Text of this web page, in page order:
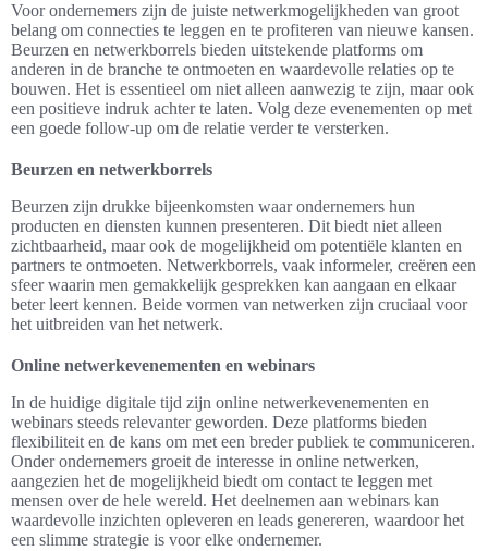
Voor ondernemers zijn de juiste netwerkmogelijkheden van groot
belang om connecties te leggen en te profiteren van nieuwe kansen.
Beurzen en netwerkborrels bieden uitstekende platforms om
anderen in de branche te ontmoeten en waardevolle relaties op te
bouwen. Het is essentieel om niet alleen aanwezig te zijn, maar ook
een positieve indruk achter te laten. Volg deze evenementen op met
een goede follow-up om de relatie verder te versterken.
Beurzen en netwerkborrels
Beurzen zijn drukke bijeenkomsten waar ondernemers hun
producten en diensten kunnen presenteren. Dit biedt niet alleen
zichtbaarheid, maar ook de mogelijkheid om potentiële klanten en
partners te ontmoeten. Netwerkborrels, vaak informeler, creëren een
sfeer waarin men gemakkelijk gesprekken kan aangaan en elkaar
beter leert kennen. Beide vormen van netwerken zijn cruciaal voor
het uitbreiden van het netwerk.
Online netwerkevenementen en webinars
In de huidige digitale tijd zijn online netwerkevenementen en
webinars steeds relevanter geworden. Deze platforms bieden
flexibiliteit en de kans om met een breder publiek te communiceren.
Onder ondernemers groeit de interesse in online netwerken,
aangezien het de mogelijkheid biedt om contact te leggen met
mensen over de hele wereld. Het deelnemen aan webinars kan
waardevolle inzichten opleveren en leads genereren, waardoor het
een slimme strategie is voor elke ondernemer.